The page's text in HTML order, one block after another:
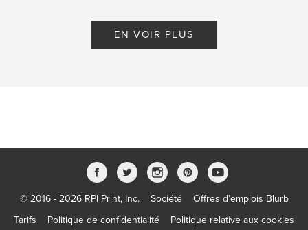
EN VOIR PLUS
© 2016 - 2026 RPI Print, Inc. Société
Offres d’emplois Blurb
Tarifs
Politique de confidentialité
Politique relative aux cookies